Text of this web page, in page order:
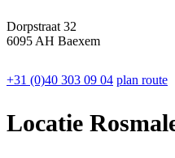
Dorpstraat 32
6095 AH Baexem
+31 (0)40 303 09 04 plan route
Locatie